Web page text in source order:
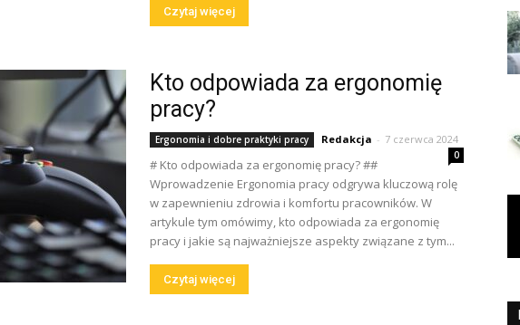
Czytaj więcej
Kto odpowiada za ergonomię
pracy?
Ergonomia i dobre praktyki pracy Redakcja - 7 czerwca 2024
0
# Kto odpowiada za ergonomię pracy? ##
Wprowadzenie Ergonomia pracy odgrywa kluczową rolę
w zapewnieniu zdrowia i komfortu pracowników. W
artykule tym omówimy, kto odpowiada za ergonomię
pracy i jakie są najważniejsze aspekty związane z tym...
Czytaj więcej